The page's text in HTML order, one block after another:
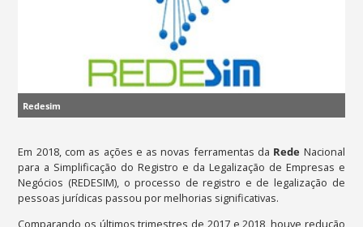
Redesim
Em 2018, com as ações e as novas ferramentas da Rede Nacional
para a Simplificação do Registro e da Legalização de Empresas e
Negócios (REDESIM), o processo de registro e de legalização de
pessoas jurídicas passou por melhorias significativas.
Comparando os últimos trimestres de 2017 e 2018, houve redução